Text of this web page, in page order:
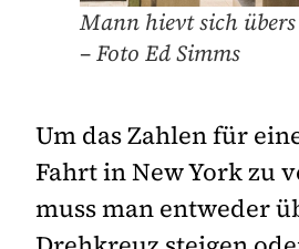
Mann hievt sich
– Foto Ed Simms
Um das Zahlen für
Fahrt in New York zu
muss man entweder